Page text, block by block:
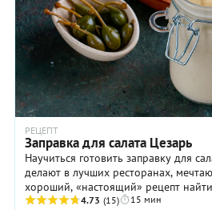
РЕЦЕПТ
Заправка для салата Цезарь
Научиться готовить заправку для
делают в лучших ресторанах,
хороший, «настоящий» рецепт
проблематично. А вот у нас таковой
4.73 (15) 15 мин